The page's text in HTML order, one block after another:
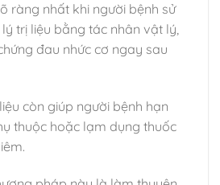
ràng nhất khi người bệnh sử
trị liệu bằng tác nhân vật lý,
đau nhức cơ ngay sau
còn giúp người bệnh hạn
thuộc hoặc lạm dụng thuốc